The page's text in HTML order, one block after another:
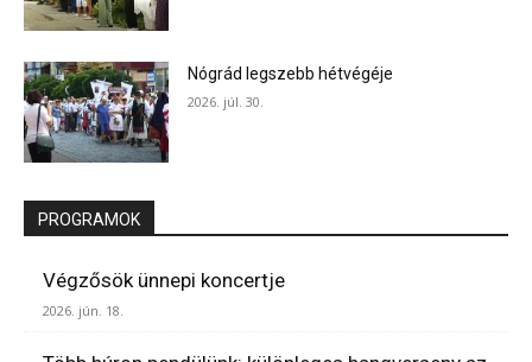
Nógrád legszebb hétvégéje
2026. júl. 30.
PROGRAMOK
Végzősök ünnepi koncertje
2026. jún. 18.